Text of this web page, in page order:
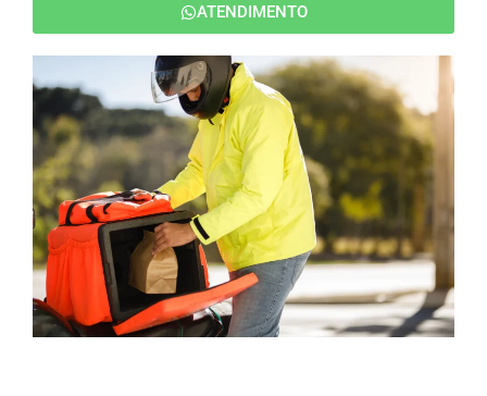
ATENDIMENTO